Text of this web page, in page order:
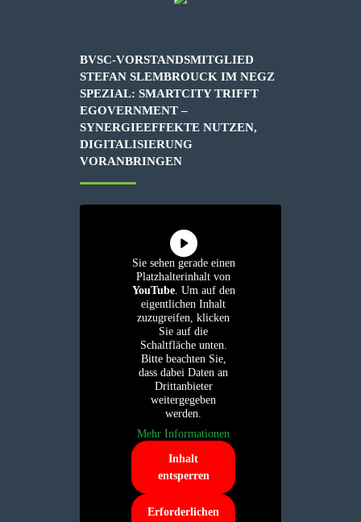
BVSC-VORSTANDSMITGLIED
STEFAN SLEMBROUCK IM NEGZ
SPEZIAL: SMARTCITY TRIFFT
EGOVERNMENT –
SYNERGIEEFFEKTE NUTZEN,
DIGITALISIERUNG
VORANBRINGEN
Sie sehen gerade einen
Platzhalterinhalt von
YouTube. Um auf den
eigentlichen Inhalt
zuzugreifen, klicken
Sie auf die
Schaltfläche unten.
Bitte beachten Sie,
dass dabei Daten an
Drittanbieter
weitergegeben
werden.
Mehr Informationen
Inhalt
entsperren
Erforderlichen